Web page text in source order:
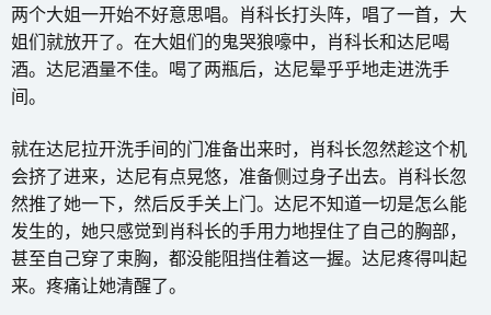
两个大姐一开始不好意思唱。肖科长打头阵，唱了一首，大
姐们就放开了。在大姐们的鬼哭狼嚎中，肖科长和达尼喝
酒。达尼酒量不佳。喝了两瓶后，达尼晕乎乎地走进洗手
间。
就在达尼拉开洗手间的门准备出来时，肖科长忽然趁这个机
会挤了进来，达尼有点晃悠，准备侧过身子出去。肖科长忽
然推了她一下，然后反手关上门。达尼不知道一切是怎么能
发生的，她只感觉到肖科长的手用力地捏住了自己的胸部，
甚至自己穿了束胸，都没能阻挡住着这一握。达尼疼得叫起
来。疼痛让她清醒了。